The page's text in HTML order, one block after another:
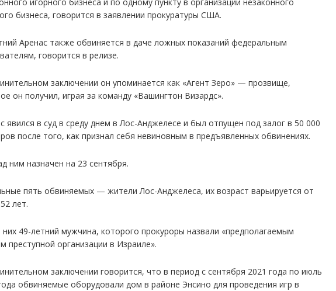
игорного бизнеса и по одному пункту в организации незаконного
бизнеса, говорится в заявлении прокуратуры США.
Аренас также обвиняется в даче ложных показаний федеральным
говорится в релизе.
заключении он упоминается как «Агент Зеро» — прозвище,
он получил, играя за команду «Вашингтон Визардс».
явился в суд в среду днем в Лос-Анджелесе и был отпущен под залог в 50 000
после того, как признал себя невиновным в предъявленных обвинениях.
ним назначен на 23 сентября.
пять обвиняемых — жители Лос-Анджелеса, их возраст варьируется от
лет.
них 49-летний мужчина, которого прокуроры назвали «предполагаемым
преступной организации в Израиле».
заключении говорится, что в период с сентября 2021 года по июль
обвиняемые оборудовали дом в районе Энсино для проведения игр в